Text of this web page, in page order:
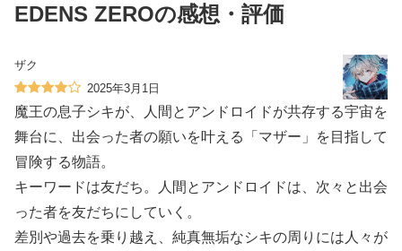
EDENS ZEROの感想・評価
ザク
2025年3月1日
魔王の息子シキが、人間とアンドロイドが共存する宇宙を
舞台に、出会った者の願いを叶える「マザー」を目指して
冒険する物語。
キーワードは友だち。人間とアンドロイドは、次々と出会
った者を友だちにしていく。
差別や過去を乗り越え、純真無垢なシキの周りには人々が